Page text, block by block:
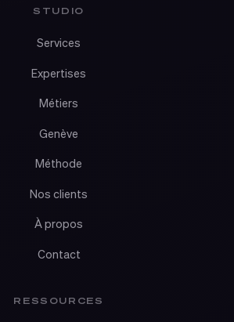
STUDIO
Services
Expertises
Métiers
Genève
Méthode
Nos clients
À propos
Contact
RESSOURCES